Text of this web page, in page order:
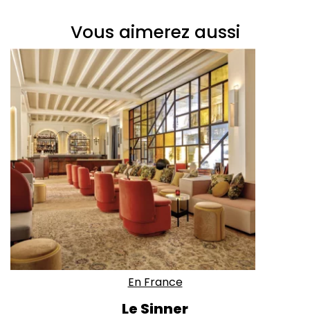
Vous aimerez aussi
En France
Le Sinner